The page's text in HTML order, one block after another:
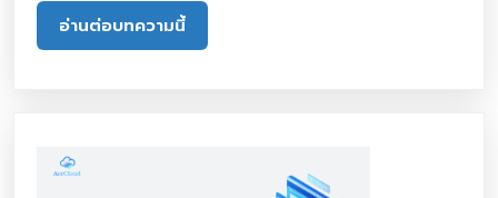
อ่านต่อบทความนี้